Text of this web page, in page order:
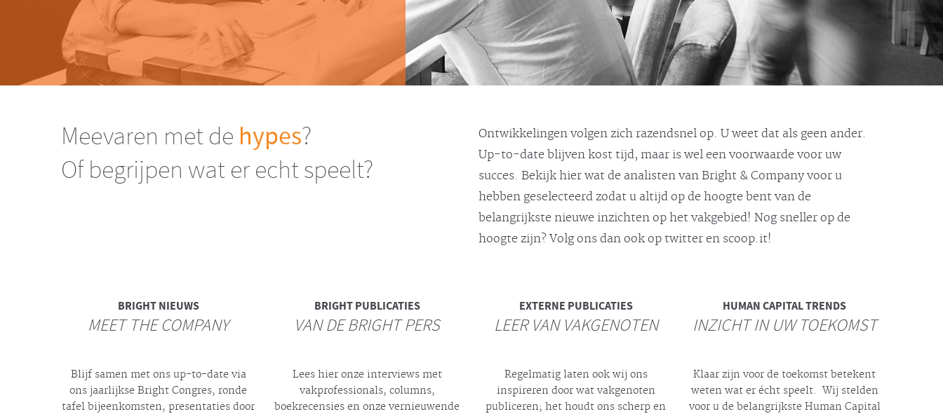
Meevaren met de hypes?
Of begrijpen wat er echt speelt?
Ontwikkelingen volgen zich razendsnel op. U weet dat als geen ander.
Up-to-date blijven kost tijd, maar is wel een voorwaarde voor uw
succes. Bekijk hier wat de analisten van Bright & Company voor u
hebben geselecteerd zodat u altijd op de hoogte bent van de
belangrijkste nieuwe inzichten op het vakgebied! Nog sneller op de
hoogte zijn? Volg ons dan ook op twitter en scoop.it!
BRIGHTNIEUWS
MEET THE COMPANY
Blijf samen met ons up-to-date via
ons jaarlijkseBright Congres, ronde
tafel bijeenkomsten, presentaties door
BRIGHTPUBLICATIES
VAN DE BRIGHT PERS
Lees hier onze interviews met
vakprofessionals, columns,
boekrecensies en onze vernieuwende
EXTERNE PUBLICATIES
LEER VAN VAKGENOTEN
Regelmatig laten ook wij ons
inspireren door wat vakgenoten
publiceren; het houdt ons scherp en
HUMAN CAPITAL TRENDS
INZICHT IN UW TOEKOMST
Klaar zijn voor de toekomst betekent
weten wat er échtspeelt. Wij stelden
voor u de belangrijkste Human Capital